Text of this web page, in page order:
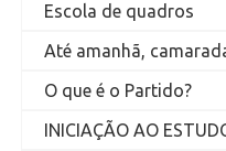
Escola de quadros
Até amanhã,
O que é o Partido?
INICIAÇÃO AO